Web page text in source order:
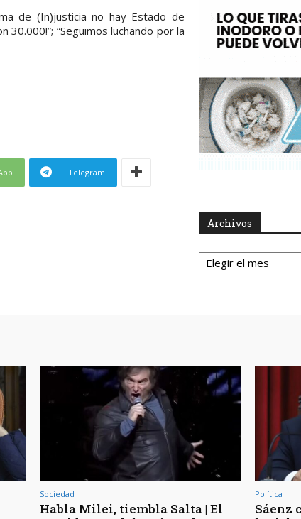
de (In)justicia no hay Estado de
30.000!”; “Seguimos luchando por la
Telegram
Archivos
Archivos
Sociedad
Habla Milei, tiembla Salta | El
Política
Sáenz